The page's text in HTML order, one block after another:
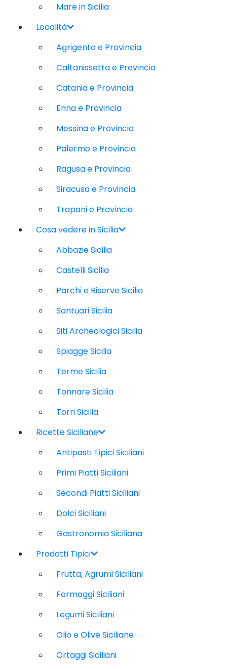
Mare in Sicilia
Località
Agrigento e Provincia
Caltanissetta e Provincia
Catania e Provincia
Enna e Provincia
Messina e Provincia
Palermo e Provincia
Ragusa e Provincia
Siracusa e Provincia
Trapani e Provincia
Cosa vedere in Sicilia
Abbazie Sicilia
Castelli Sicilia
Parchi e Riserve Sicilia
Santuari Sicilia
Siti Archeologici Sicilia
Spiagge Sicilia
Terme Sicilia
Tonnare Sicilia
Torri Sicilia
Ricette Siciliane
Antipasti Tipici Siciliani
Primi Piatti Siciliani
Secondi Piatti Siciliani
Dolci Siciliani
Gastronomia Siciliana
Prodotti Tipici
Frutta, Agrumi Siciliani
Formaggi Siciliani
Legumi Siciliani
Olio e Olive Siciliane
Ortaggi Siciliani